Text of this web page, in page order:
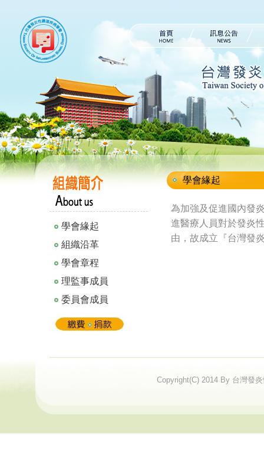
學會緣起
組織沿革
學會章程
理監事成員
委員會成員
學會緣起
為加強及促進國內發
進醫療人員對於發炎
由，故成立『台灣發
Copyright(C) 2014 By 台灣發